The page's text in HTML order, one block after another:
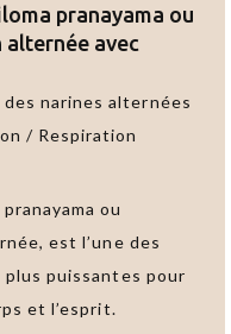
pranayama ou
avec
narines alternées
/ Respiration
ou
est l’une des
puissantes pour
et l’esprit.